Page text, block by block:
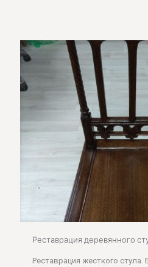
Реставрация деревянного
Реставрация жесткого